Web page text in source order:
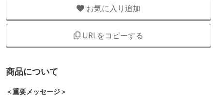
お気に入り追加
URLをコピーする
商品について
＜重要メッセージ＞